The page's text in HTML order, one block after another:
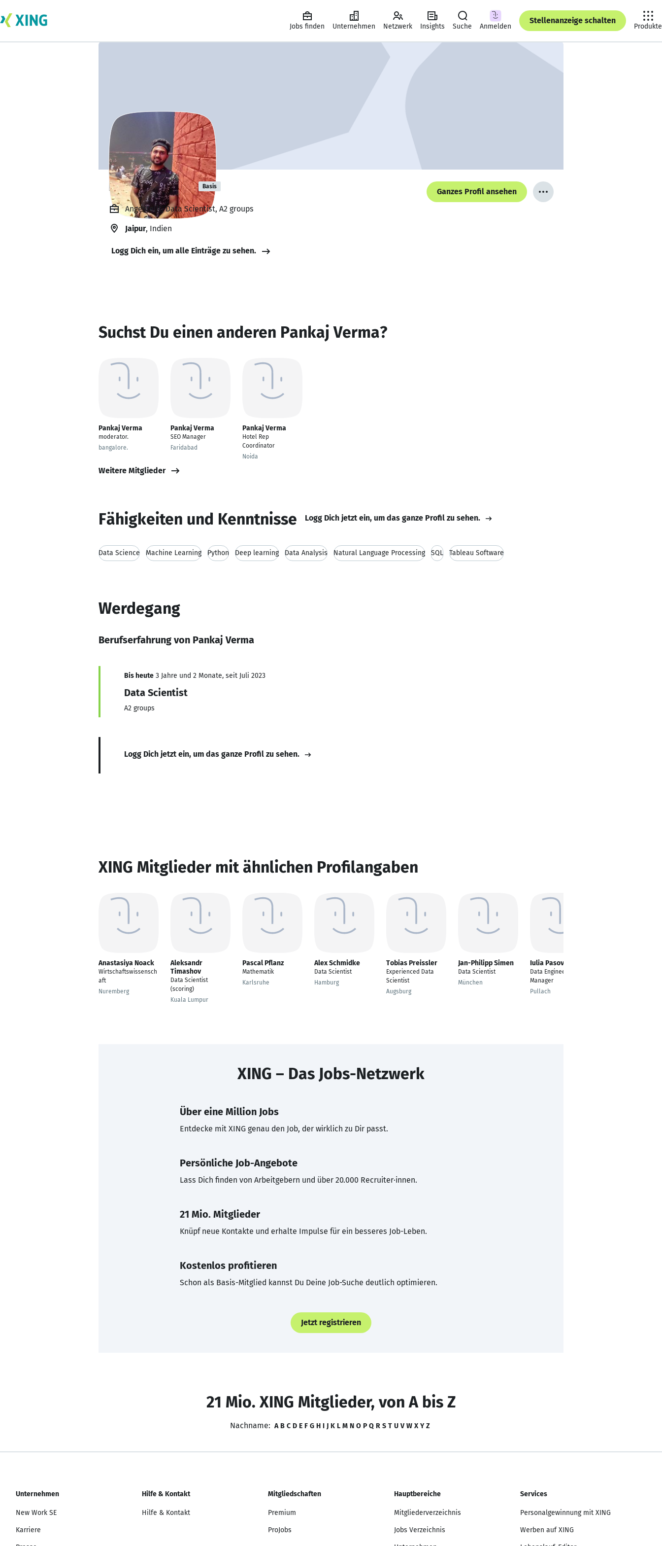
Jobs finden Unternehmen Netzwerk Insights Suche Anmelden
Stellenanzeige schalten
Produkte
Pankaj Verma Basis
Ganzes Profil ansehen
Angestellt, Data Scientist, A2 groups
Jaipur, Indien
Logg Dich ein, um alle Einträge zu sehen.
Suchst Du einen anderen Pankaj Verma?
Pankaj Verma
moderator.
bangalore.
Pankaj Verma
SEO Manager
Faridabad
Pankaj Verma
Hotel Rep
Coordinator
Noida
Weitere Mitglieder
Fähigkeiten und Kenntnisse Logg Dich jetzt ein, um das ganze Profil zu sehen.
Data Science Machine Learning Python Deep learning Data Analysis Natural Language Processing SQL Tableau Software
Werdegang
Berufserfahrung von Pankaj Verma
Bis heute 3 Jahre und 2 Monate, seit Juli 2023
Data Scientist
A2 groups
Logg Dich jetzt ein, um das ganze Profil zu sehen.
XING Mitglieder mit ähnlichen Profilangaben
Anastasiya Noack
Wirtschaftswissensch
aft
Nuremberg
Aleksandr
Timashov
Data Scientist
(scoring)
Kuala Lumpur
Pascal Pflanz
Mathematik
Karlsruhe
Alex Schmidke
Data Scientist
Hamburg
Tobias Preissler
Experienced Data
Scientist
Augsburg
Jan-Philipp Simen
Data Scientist
München
Iulia Pasov
Data Engineering
Manager
Pullach
XING – Das Jobs-Netzwerk
Über eine Million Jobs
Entdecke mit XING genau den Job, der wirklich zu Dir passt.
Persönliche Job-Angebote
Lass Dich finden von Arbeitgebern und über 20.000 Recruiter·innen.
21 Mio. Mitglieder
Knüpf neue Kontakte und erhalte Impulse für ein besseres Job-Leben.
Kostenlos profitieren
Schon als Basis-Mitglied kannst Du Deine Job-Suche deutlich optimieren.
Jetzt registrieren
21 Mio. XING Mitglieder, von A bis Z
Nachname: A B C D E F G H I J K L M N O P Q R S T U V W X Y Z
Unternehmen
New Work SE
Karriere
Hilfe & Kontakt
Hilfe & Kontakt
Mitgliedschaften
Premium
ProJobs
Hauptbereiche
Mitgliederverzeichnis
Jobs Verzeichnis
Services
Personalgewinnung mit XING
Werben auf XING